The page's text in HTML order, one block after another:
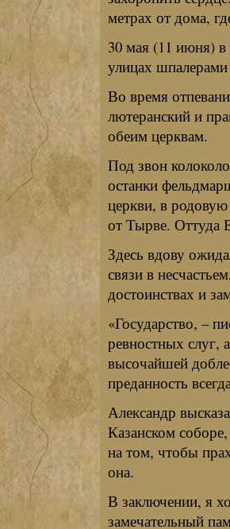
метрах от дома,
30 мая (11 июня) в
улицах шпалерами
Во время
лютеранский и
обеим церквам.
Под звон
останки
церкви, в
от Тырве. Оттуда
Здесь вдову
связи в
достоинствах и
«Государство, –
ревностных слуг,
высочайшей
преданность
Александр
Казанском
на том, чтобы
она.
В заключении, я
замечательный